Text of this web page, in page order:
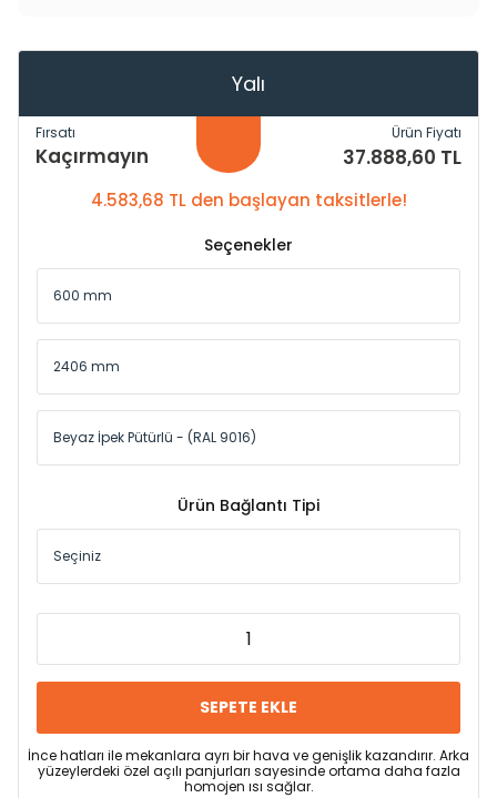
Yalı
Fırsatı
Kaçırmayın
Ürün Fiyatı
37.888,60 TL
4.583,68 TL den başlayan taksitlerle!
Seçenekler
Ürün Bağlantı Tipi
SEPETE EKLE
İnce hatları ile mekanlara ayrı bir hava ve genişlik kazandırır. Arka
yüzeylerdeki özel açılı panjurları sayesinde ortama daha fazla
homojen ısı sağlar.